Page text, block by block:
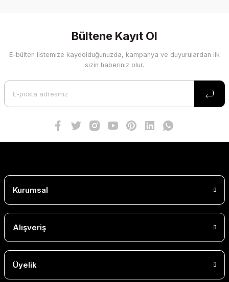
Bültene Kayıt Ol
E-bülten listemize kaydolduğunuzda, kampanya ve duyurulardan ilk
sizin haberiniz olur.
Kurumsal
Alışveriş
Üyelik